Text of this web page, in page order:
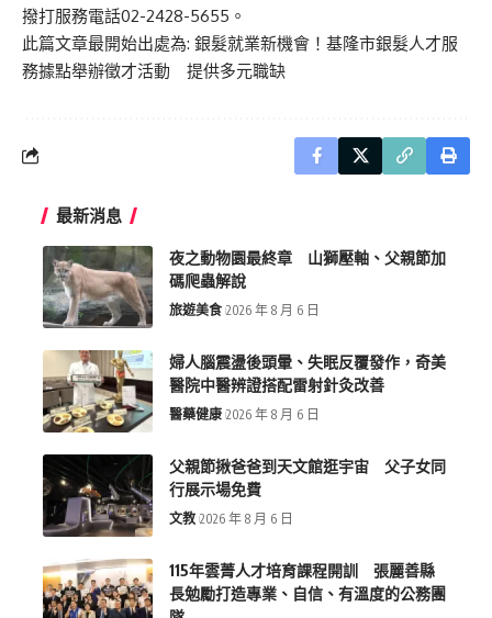
撥打服務電話02-2428-5655。
此篇文章最開始出處為: 銀髮就業新機會！基隆市銀髮人才服
務據點舉辦徵才活動 提供多元職缺
最新消息
夜之動物園最終章 山獅壓軸、父親節加
碼爬蟲解說
旅遊美食 2026 年 8 月 6 日
婦人腦震盪後頭暈、失眠反覆發作，奇美
醫院中醫辨證搭配雷射針灸改善
醫藥健康 2026 年 8 月 6 日
父親節揪爸爸到天文館逛宇宙 父子女同
行展示場免費
文教 2026 年 8 月 6 日
115年雲菁人才培育課程開訓 張麗善縣
長勉勵打造專業、自信、有溫度的公務團